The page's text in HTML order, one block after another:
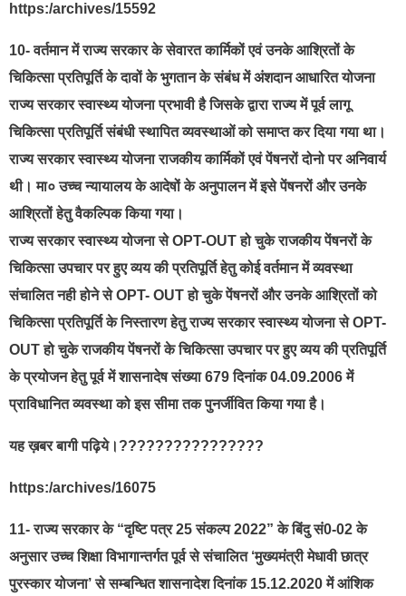
https:/archives/15592
10- वर्तमान में राज्य सरकार के सेवारत कार्मिकों एवं उनके आश्रितों के
चिकित्सा प्रतिपूर्ति के दावों के भुगतान के संबंध में अंशदान आधारित योजना
राज्य सरकार स्वास्थ्य योजना प्रभावी है जिसके द्वारा राज्य में पूर्व लागू
चिकित्सा प्रतिपूर्ति संबंधी स्थापित व्यवस्थाओं को समाप्त कर दिया गया था।
राज्य सरकार स्वास्थ्य योजना राजकीय कार्मिकों एवं पेंषनरों दोनो पर अनिवार्य
थी। मा० उच्च न्यायालय के आदेषों के अनुपालन में इसे पेंषनरों और उनके
आश्रितों हेतु वैकल्पिक किया गया।
राज्य सरकार स्वास्थ्य योजना से OPT-OUT हो चुके राजकीय पेंषनरों के
चिकित्सा उपचार पर हुए व्यय की प्रतिपूर्ति हेतु कोई वर्तमान में व्यवस्था
संचालित नही होने से OPT- OUT हो चुके पेंषनरों और उनके आश्रितों को
चिकित्सा प्रतिपूर्ति के निस्तारण हेतु राज्य सरकार स्वास्थ्य योजना से OPT-
OUT हो चुके राजकीय पेंषनरों के चिकित्सा उपचार पर हुए व्यय की प्रतिपूर्ति
के प्रयोजन हेतु पूर्व में शासनादेष संख्या 679 दिनांक 04.09.2006 में
प्राविधानित व्यवस्था को इस सीमा तक पुनर्जीवित किया गया है।
यह ख़बर बागी पढ़िये।????????????????
https:/archives/16075
11- राज्य सरकार के “दृष्टि पत्र 25 संकल्प 2022” के बिंदु सं0-02 के
अनुसार उच्च शिक्षा विभागान्तर्गत पूर्व से संचालित ‘मुख्यमंत्री मेधावी छात्र
पुरस्कार योजना’ से सम्बन्धित शासनादेश दिनांक 15.12.2020 में आंशिक